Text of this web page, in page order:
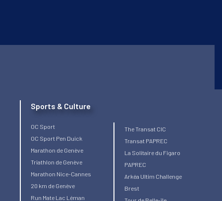
Sports & Culture
OC Sport
OC Sport Pen Duick
Marathon de Genève
Triathlon de Genève
Marathon Nice-Cannes
20 km de Genève
Run Mate Lac Léman
The Transat CIC
Transat PAPREC
La Solitaire du Figaro
PAPREC
Arkéa Ultim Challenge
Brest